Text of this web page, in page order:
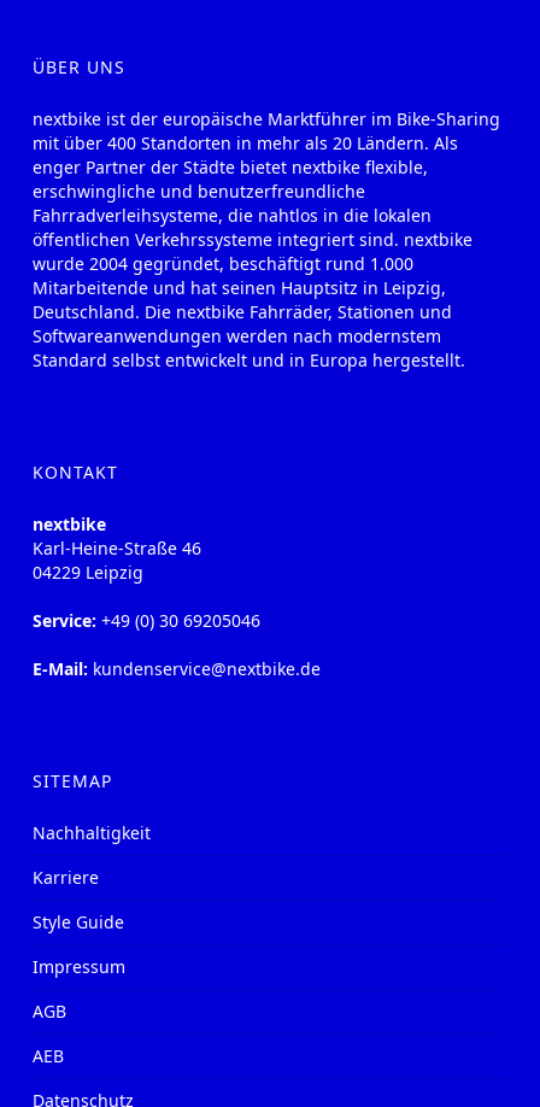
ÜBER UNS
nextbike ist der europäische Marktführer im Bike-Sharing
mit über 400 Standorten in mehr als 20 Ländern. Als
enger Partner der Städte bietet nextbike flexible,
erschwingliche und benutzerfreundliche
Fahrradverleihsysteme, die nahtlos in die lokalen
öffentlichen Verkehrssysteme integriert sind. nextbike
wurde 2004 gegründet, beschäftigt rund 1.000
Mitarbeitende und hat seinen Hauptsitz in Leipzig,
Deutschland. Die nextbike Fahrräder, Stationen und
Softwareanwendungen werden nach modernstem
Standard selbst entwickelt und in Europa hergestellt.
KONTAKT
nextbike
Karl-Heine-Straße 46
04229 Leipzig
Service: +49 (0) 30 69205046
E-Mail: kundenservice@nextbike.de
SITEMAP
Nachhaltigkeit
Karriere
Style Guide
Impressum
AGB
AEB
Datenschutz